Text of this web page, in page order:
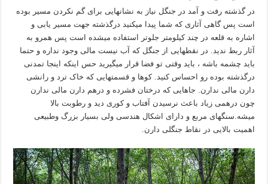
در گذشته رفت و آمد در جنگل نیاز به نشانهایی برای گم نکردن مسیر بوده
است پس گاهی آثاری که شما پیدا میکنید درگذشته جهت مسیر یابی و
اشاره به قلعه در چند کیلومتر جلوتر استفاده میشده است پس همرو به
آثار ربط ندید. در نقطهایی از جنگل که آب نیست مالی وجود نداره و حتما
باید چشمه باشه ، باید وقتی تو فضا قرار میگیرید حس اینکه اینجا تمدنی
درگذشته بوده رو احساس کنید. کوها و قسمتهایی که خاک ترد و رانشی
دارن مالی ندارن. جاهایی که درختان فشرده و درهم دارن مالی ندارن
چون درهمی زیاد باعث نرسیدن آفتاب و کوری دید و رطوبت بالا
میشه.سنگهای مربع و دارای اشکال هندسی ولی بسیار بزرگ وطبیعی
اهمیت بالایی در نقاط جنگلی دارن.